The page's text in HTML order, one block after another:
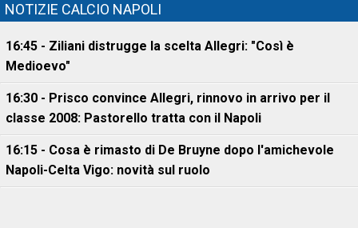
NOTIZIE CALCIO NAPOLI
16:45 - Ziliani distrugge la scelta Allegri: "Così è
Medioevo"
16:30 - Prisco convince Allegri, rinnovo in arrivo per il
classe 2008: Pastorello tratta con il Napoli
16:15 - Cosa è rimasto di De Bruyne dopo l'amichevole
Napoli-Celta Vigo: novità sul ruolo